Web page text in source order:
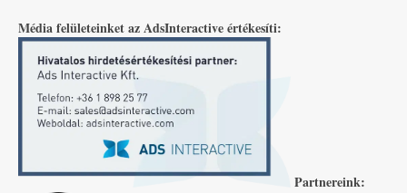
Média felületeinket az AdsInteractive értékesíti:
Partnereink: